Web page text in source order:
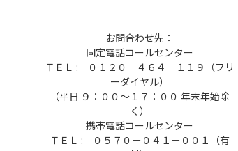
お問合わせ先：
固定電話コールセンター
ＴＥＬ : ０１２０－４６４－１１９（フリ
ーダイヤル）
（平日 ９：００～１７：００ 年末年始除
く）
携帯電話コールセンター
ＴＥＬ : ０５７０－０４１－００１（有